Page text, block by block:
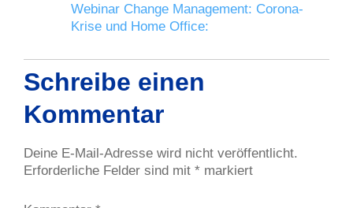
Webinar Change Management: Corona-
Krise und Home Office:
Schreibe einen
Kommentar
Deine E-Mail-Adresse wird nicht veröffentlicht.
Erforderliche Felder sind mit * markiert